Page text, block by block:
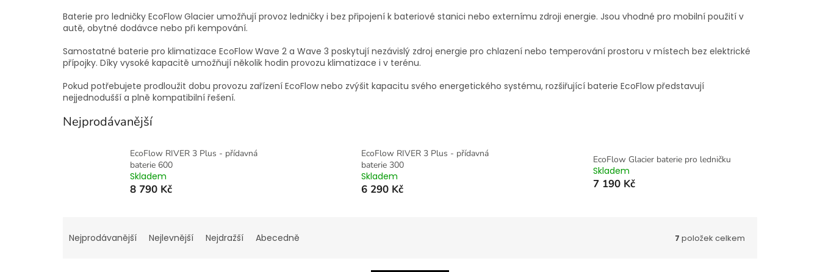
Baterie pro ledničky EcoFlow Glacier umožňují provoz ledničky i bez připojení k bateriové stanici nebo externímu zdroji energie. Jsou vhodné pro mobilní použití v
autě, obytné dodávce nebo při kempování.
Samostatné baterie pro klimatizace EcoFlow Wave 2 a Wave 3 poskytují nezávislý zdroj energie pro chlazení nebo temperování prostoru v místech bez elektrické
přípojky. Díky vysoké kapacitě umožňují několik hodin provozu klimatizace i v terénu.
Pokud potřebujete prodloužit dobu provozu zařízení EcoFlow nebo zvýšit kapacitu svého energetického systému, rozšiřující baterie EcoFlow představují
nejjednodušší a plně kompatibilní řešení.
Nejprodávanější
EcoFlow RIVER 3 Plus - přídavná
baterie 600
Skladem
8 790 Kč
EcoFlow RIVER 3 Plus - přídavná
baterie 300
Skladem
6 290 Kč
EcoFlow Glacier baterie pro ledničku
Skladem
7 190 Kč
Nejprodávanější Nejlevnější Nejdražší Abecedně 7 položek celkem